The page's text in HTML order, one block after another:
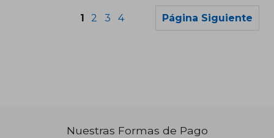
1 2 3 4 Página Siguiente
Nuestras Formas de Pago